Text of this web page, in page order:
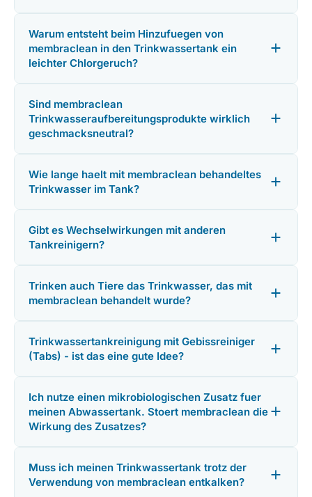
Warum entsteht beim Hinzufuegen von
membraclean in den Trinkwassertank ein
leichter Chlorgeruch?
Sind membraclean
Trinkwasseraufbereitungsprodukte wirklich
geschmacksneutral?
Wie lange haelt mit membraclean behandeltes
Trinkwasser im Tank?
Gibt es Wechselwirkungen mit anderen
Tankreinigern?
Trinken auch Tiere das Trinkwasser, das mit
membraclean behandelt wurde?
Trinkwassertankreinigung mit Gebissreiniger
(Tabs) - ist das eine gute Idee?
Ich nutze einen mikrobiologischen Zusatz fuer
meinen Abwassertank. Stoert membraclean die
Wirkung des Zusatzes?
Muss ich meinen Trinkwassertank trotz der
Verwendung von membraclean entkalken?